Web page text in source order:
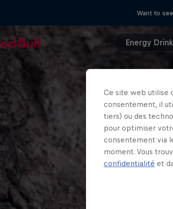
Want to
Energy
Ce site web utilise
consentement, il
tiers) ou des
pour optimiser
consentement via
moment. Vous
confidentialité et